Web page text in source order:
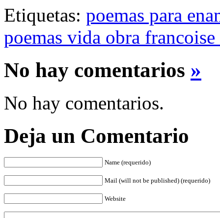
Etiquetas: poemas para
poemas vida obra
No hay comentarios »
No hay comentarios.
Deja un Comentario
Name (requerido)
Mail (will not be published) (requerido)
Website